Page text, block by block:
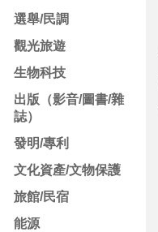
選舉/民調
觀光旅遊
生物科技
出版（影音/圖書/雜
誌）
發明/專利
文化資產/文物保護
旅館/民宿
能源